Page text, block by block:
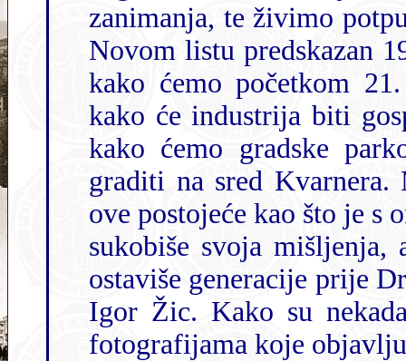
zanimanja, te živimo potpuno
Novom listu predskazan
kako ćemo početkom
kako će industrija biti gospodarskom perjanicom razvoja grada i
kako ćemo gradske parkove i trgove s tržnicom i kazalištem
graditi na sred Kvarnera. Mi, nažalost, ne
ove postojeće kao što je s onim Pul Vele
sukobiše svoja mišljenja, a i
ostaviše generacije prije
Igor Žic. Kako su
fotografijama koje